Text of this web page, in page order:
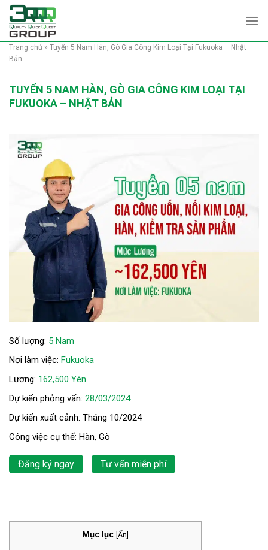
Skip
content
Trang chủ » Tuyển 5 Nam Hàn, Gò Gia Công Kim Loại Tại Fukuoka – Nhật
Bản
TUYỂN 5 NAM HÀN, GÒ GIA CÔNG KIM LOẠI TẠI
FUKUOKA – NHẬT BẢN
Số lượng: 5 Nam
Nơi làm việc: Fukuoka
Lương: 162,500 Yên
Dự kiến phỏng vấn: 28/03/2024
Dự kiến xuất cảnh: Tháng 10/2024
Công việc cụ thể: Hàn, Gò
Đăng ký ngay Tư vấn miễn phí
Mục lục [Ẩn]